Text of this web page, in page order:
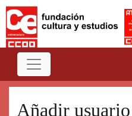
Añadir usuario